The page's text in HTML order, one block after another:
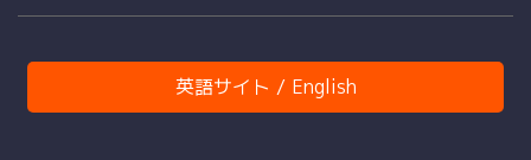
英語サイト / English